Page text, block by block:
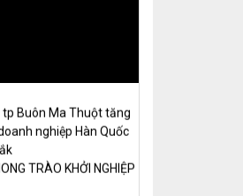
NGHIỆP, PHÁT
Buôn Ma Thuột tăng
nghiệp Hàn Quốc
TRÀO KHỞI NGHIỆP